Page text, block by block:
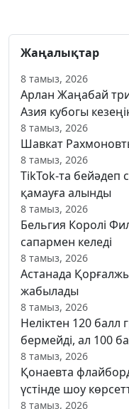
Жаңалықтар
8 тамыз, 2026
Арлан Жаңабай
Азия кубогы
8 тамыз, 2026
Шавкат
8 тамыз, 2026
TikTok-та бейәдеп
қамауға алынды
8 тамыз, 2026
Бельгия Королі
сапармен келеді
8 тамыз, 2026
Астанада
жабылады
8 тамыз, 2026
Неліктен 120 балл
бермейді, ал 100
8 тамыз, 2026
Қонаевта
үстінде шоу
8 тамыз, 2026